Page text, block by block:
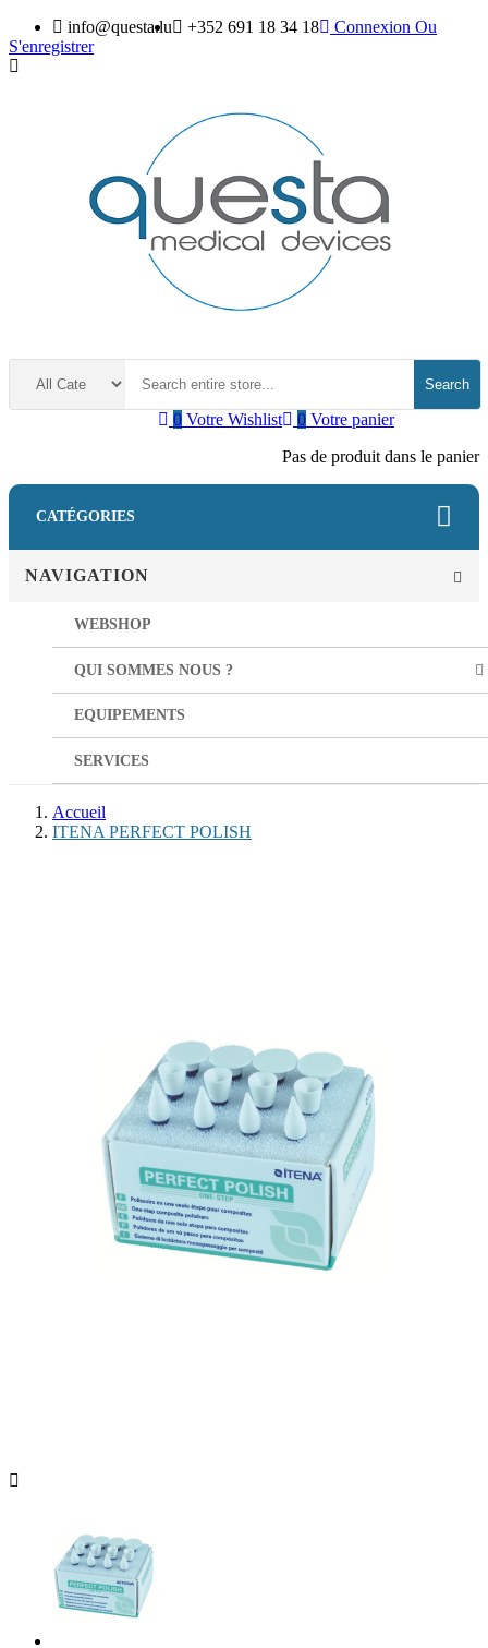
info@questa.lu +352 691 18 34 18 Connexion Ou
S'enregistrer
Search
0 Votre panier
Pas de produit dans le panier
0 Votre Wishlist
CATÉGORIES
NAVIGATION
WEBSHOP
QUI SOMMES NOUS ?
EQUIPEMENTS
SERVICES
Accueil
ITENA PERFECT POLISH
